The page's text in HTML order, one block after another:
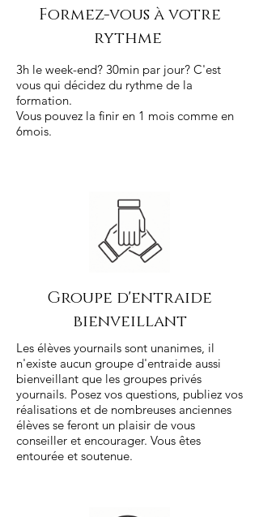
Formez-vous à votre
rythme
3h le week-end? 30min par jour? C'est
vous qui décidez du rythme de la
formation.
Vous pouvez la finir en 1 mois comme en
6mois.
Groupe d'entraide
bienveillant
Les élèves yournails sont unanimes, il
n'existe aucun groupe d'entraide aussi
bienveillant que les groupes privés
yournails. Posez vos questions, publiez vos
réalisations et de nombreuses anciennes
élèves se feront un plaisir de vous
conseiller et encourager. Vous êtes
entourée et soutenue.